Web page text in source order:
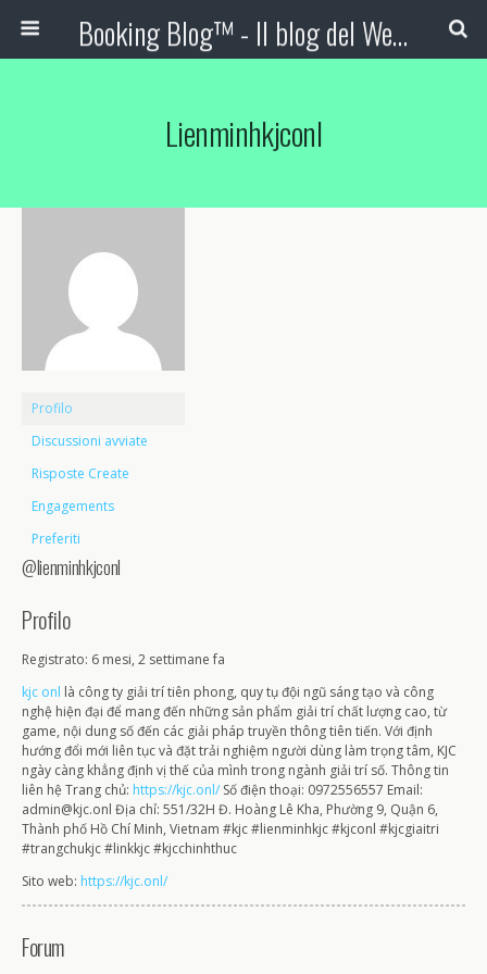
Booking Blog™ - Il blog del Web Marketing Turistico
Lienminhkjconl
Profilo
Discussioni avviate
Risposte Create
Engagements
Preferiti
@lienminhkjconl
Profilo
Registrato: 6 mesi, 2 settimane fa
kjc onl là công ty giải trí tiên phong, quy tụ đội ngũ sáng tạo và công
nghệ hiện đại để mang đến những sản phẩm giải trí chất lượng cao, từ
game, nội dung số đến các giải pháp truyền thông tiên tiến. Với định
hướng đổi mới liên tục và đặt trải nghiệm người dùng làm trọng tâm, KJC
ngày càng khẳng định vị thế của mình trong ngành giải trí số. Thông tin
liên hệ Trang chủ: https://kjc.onl/ Số điện thoại: 0972556557 Email:
admin@kjc.onl Địa chỉ: 551/32H Đ. Hoàng Lê Kha, Phường 9, Quận 6,
Thành phố Hồ Chí Minh, Vietnam #kjc #lienminhkjc #kjconl #kjcgiaitri
#trangchukjc #linkkjc #kjcchinhthuc
Sito web: https://kjc.onl/
Forum